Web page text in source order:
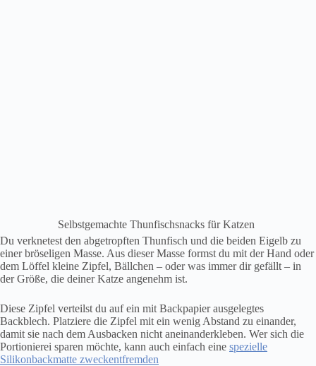
Selbstgemachte Thunfischsnacks für Katzen
Du verknetest den abgetropften Thunfisch und die beiden Eigelb zu
einer bröseligen Masse. Aus dieser Masse formst du mit der Hand oder
dem Löffel kleine Zipfel, Bällchen – oder was immer dir gefällt – in
der Größe, die deiner Katze angenehm ist.
Diese Zipfel verteilst du auf ein mit Backpapier ausgelegtes
Backblech. Platziere die Zipfel mit ein wenig Abstand zu einander,
damit sie nach dem Ausbacken nicht aneinanderkleben. Wer sich die
Portionierei sparen möchte, kann auch einfach eine spezielle
Silikonbackmatte zweckentfremden